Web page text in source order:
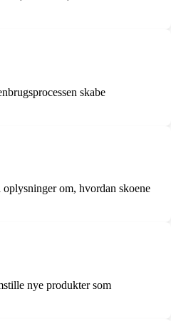
skabe
om, hvordan skoene
nye produkter som